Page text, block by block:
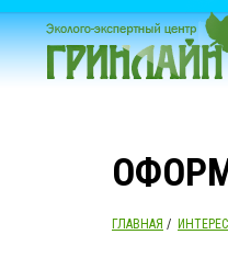
ГЛАВНАЯ /